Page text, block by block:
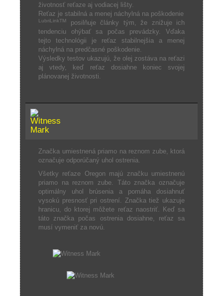
životnosť reťaze aj vodiacej lišty.
Reťaz je stabilná a menej náchylná na poškodenie
LubriLinkTM
posilňuje články tým, že znižuje ich
tendenciu ohýbať sa počas prevádzky. Vďaka
tejto technológii je reťaz stabilnejšia a menej
náchylná na predčasné poškodenie.
Výsledky testov ukazujú, že olej zostáva na reťazi
aj vtedy, keď reťaz dosiahne koniec svojej
plánovanej životnosti.
Značka umiestnená priamo na reznom zube, ktorá
označuje odporúčaný uhol ostrenia.
Všetky reťaze Oregon majú značku umiestnenú
priamo na reznom zube. Táto značka označuje
optimálny uhol brúsenia a pomáha dosiahnuť
vysokú presnosť pri ostrení. Značka tiež ukazuje
hranicu, do ktorej môžete reťaz naostriť. Keď sa
táto značka počas ostrenia dosiahne, reťaz sa
musí vymeniť za novú.